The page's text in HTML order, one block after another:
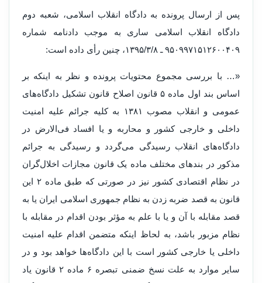
پس از ارسال پرونده به دادگاه انقلاب اسلامی، شعبه دوم
دادگاه انقلاب اسلامی ساری به موجب دادنامه شماره
۹۵۰۹۹۷۱۵۱۲۶۰۰۴۰۹ ـ ۱۳۹۵/۳/۸، چنین رأی داده است:
«… با بررسی مجموع محتویات پرونده و نظر به اینکه بر
اساس بند اول ماده ۵ قانون اصلاح قانون تشکیل دادگاه‌های
عمومی و انقلاب مصوب ۱۳۸۱ به کلیه جرائم علیه امنیت
داخلی و خارجی کشور و محاربه و یا افساد فی‌الارض در
دادگاه‌های انقلاب رسیدگی می‌گردد و رسیدگی به جرائم
مذکور در بندهای مختلف ماده یک قانون مجازات اخلال‌گران
در نظام اقتصادی کشور نیز در صورتی که طبق ماده ۲ این
قانون به قصد ضربه زدن به نظام جمهوری اسلامی ایران یا به
قصد مقابله با آن و یا با علم به مؤثر بودن اقدام در مقابله با
نظام مزبور باشد، به لحاظ اینکه متضمن اقدام علیه امنیت
داخلی یا خارجی کشور است با این دادگاه‌ها خواهد بود و در
سایر موارد به علت نسخ ضمنی تبصره ۶ ماده ۲ قانون یاد